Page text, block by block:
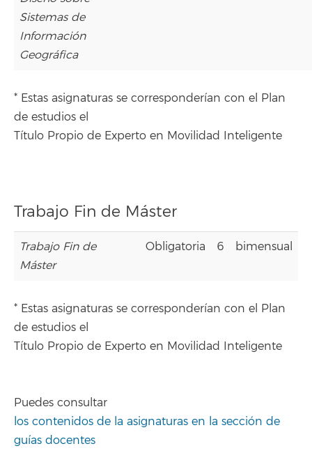
Sistemas de
Información
Geográfica
* Estas asignaturas se corresponderían con el Plan
de estudios el
Título Propio de Experto en Movilidad Inteligente
Trabajo Fin de Máster
Trabajo Fin de
Máster
Obligatoria 6 bimensual
* Estas asignaturas se corresponderían con el Plan
de estudios el
Título Propio de Experto en Movilidad Inteligente
Puedes consultar
los contenidos de la asignaturas en la sección de
guías docentes